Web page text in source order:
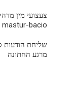
צעצועי מין
mastur-bacio הלאומי
מרגע החתונה